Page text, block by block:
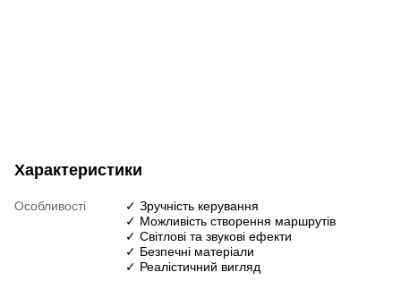
Характеристики
Особливості
✓ Зручність керування
✓ Можливість створення маршрутів
✓ Світлові та звукові ефекти
✓ Безпечні матеріали
✓ Реалістичний вигляд